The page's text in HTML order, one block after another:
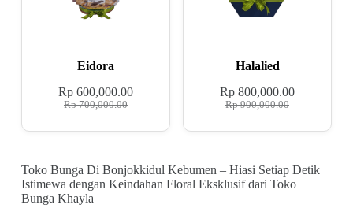
Eidora
Rp700,000.00
Rp600,000.00
Halalied
Rp900,000.00
Rp 800,000.00
Toko Bunga Di Bonjokkidul Kebumen – Hiasi Setiap Detik
Istimewa dengan Keindahan Floral Eksklusif dari Toko
Bunga Khayla